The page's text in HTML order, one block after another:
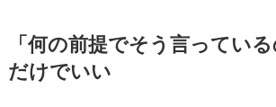
「何の前提でそう言ってい
だけでいい